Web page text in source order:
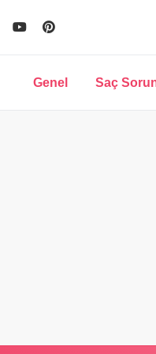
Genel Saç